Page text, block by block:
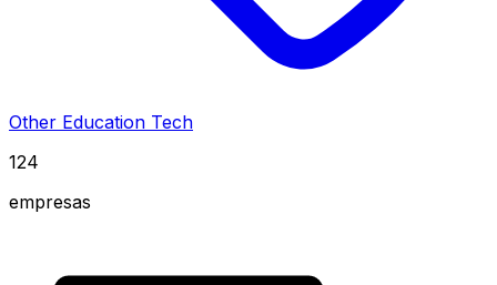
Other Education Tech
124
empresas